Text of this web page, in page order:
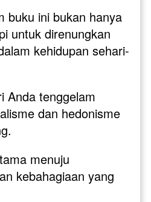
buku ini bukan hanya
untuk direnungkan
kehidupan sehari-
Anda tenggelam
dan hedonisme
menuju
kebahagiaan yang